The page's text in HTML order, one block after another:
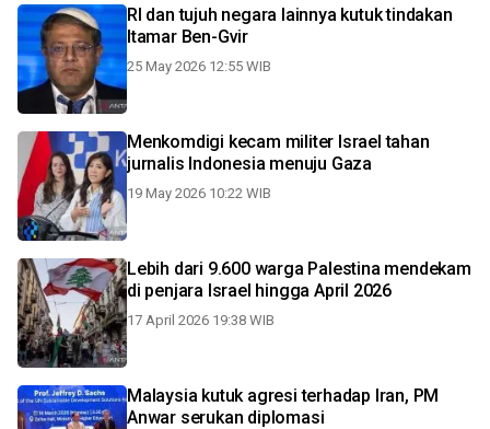
RI dan tujuh negara lainnya kutuk tindakan
Itamar Ben-Gvir
25 May 2026 12:55 WIB
Menkomdigi kecam militer Israel tahan
jurnalis Indonesia menuju Gaza
19 May 2026 10:22 WIB
Lebih dari 9.600 warga Palestina mendekam
di penjara Israel hingga April 2026
17 April 2026 19:38 WIB
Malaysia kutuk agresi terhadap Iran, PM
Anwar serukan diplomasi